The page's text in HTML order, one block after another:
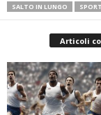
SALTO IN LUNGO
SPORT
Articoli